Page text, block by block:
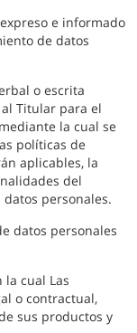
e informado
de datos
o escrita
Titular para el
la cual se
políticas de
aplicables, la
del
personales.
datos personales
cual Las
o contractual,
sus productos y